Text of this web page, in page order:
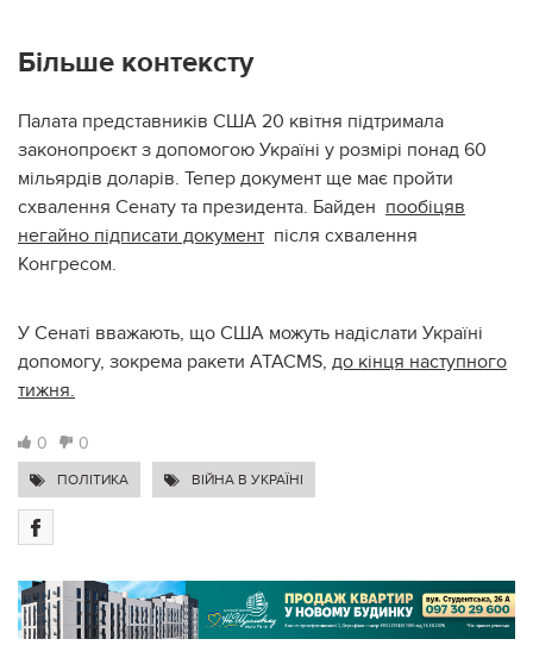
Більше контексту
Палата представників США 20 квітня підтримала
законопроєкт з допомогою Україні у розмірі понад 60
мільярдів доларів. Тепер документ ще має пройти
схвалення Сенату та президента. Байден пообіцяв
негайно підписати документ після схвалення
Конгресом.
У Сенаті вважають, що США можуть надіслати Україні
допомогу, зокрема ракети ATACMS, до кінця наступного
тижня.
0 0
ПОЛІТИКА ВІЙНА В УКРАЇНІ